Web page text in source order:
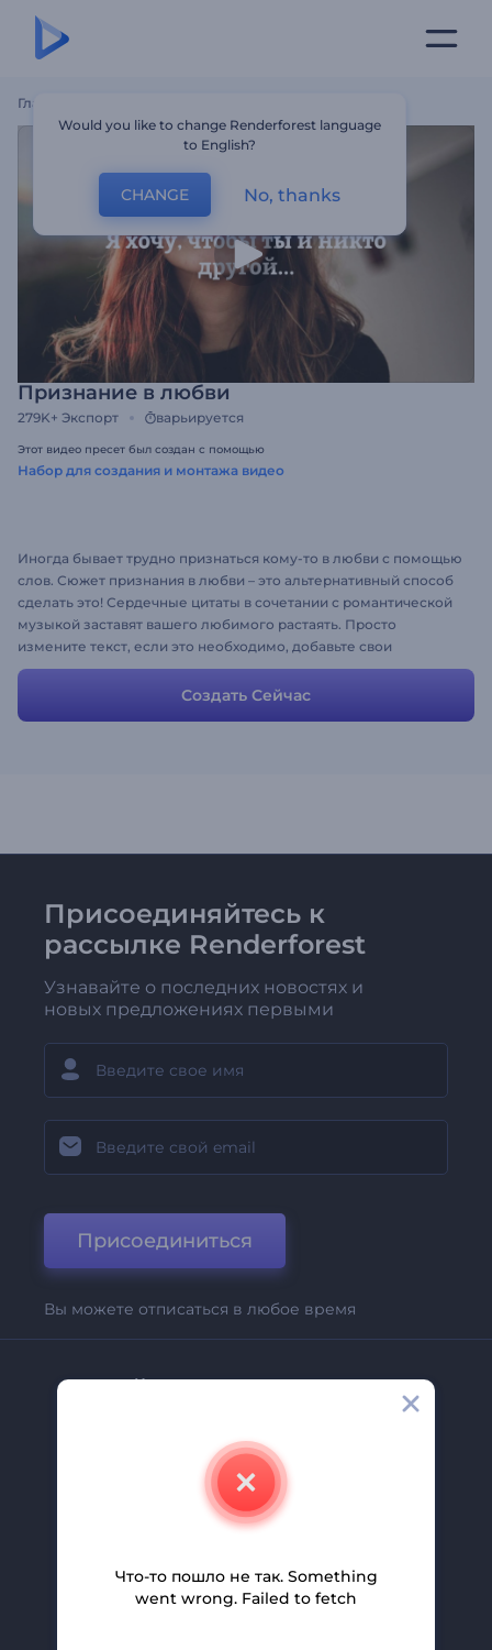
Главная
Признание в любви
279K+ Экспорт варьируется
Этот видео пресет был создан с помощью
Набор для создания и монтажа видео
Иногда бывает трудно признаться кому-то в любви с помощью
слов. Сюжет признания в любви – это альтернативный способ
сделать это! Сердечные цитаты в сочетании с романтической
музыкой заставят вашего любимого растаять. Просто
измените текст, если это необходимо, добавьте свои
собственные изображения и дарите любовь!
Создать Сейчас
Присоединяйтесь к
рассылке Renderforest
Узнавайте о последних новостях и
новых предложениях первыми
Присоединиться
Вы можете отписаться в любое время
Компания
Свяжитесь С Нами
Помощь И Поддержка
Партнерская Программа
Политика Конфиденциальности
Would you like to change Renderforest language
to English?
CHANGE No, thanks
Что-то пошло не так. Something
went wrong. Failed to fetch